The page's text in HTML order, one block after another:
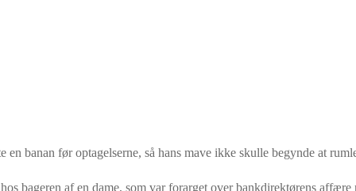
banan før optagelserne, så hans mave ikke skulle begynde at
bageren af en dame, som var forarget over bankdirektørens affære